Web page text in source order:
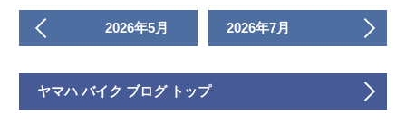
2026年5月 2026年7月
ヤマハ バイク ブログ トップ